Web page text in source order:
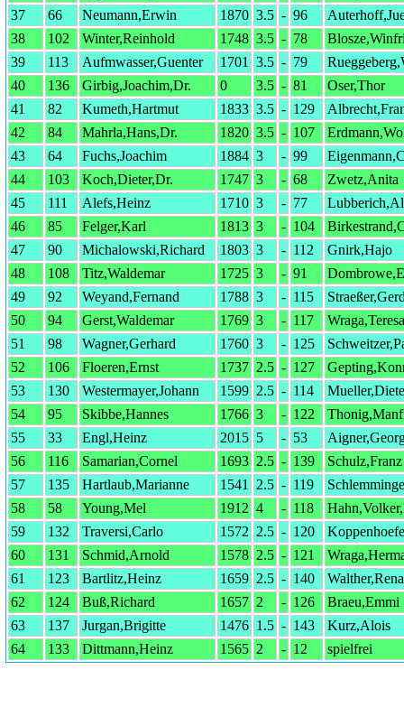
37
66 Neumann,Erwin 1870 3.5 - 96
38
102 Winter,Reinhold 1748 3.5 - 78
39
113 Aufmwasser,Guenter 1701 3.5 - 79
40
136 Girbig,Joachim,Dr. 0 3.5 - 81
Oser,Thor
41
82 Kumeth,Hartmut 1833 3.5 - 129
42
84 Mahrla,Hans,Dr. 1820 3.5 - 107
43
64 Fuchs,Joachim 1884 3 - 99
44
103 Koch,Dieter,Dr. 1747 3 - 68
Zwetz,Anita
45
111 Alefs,Heinz 1710 3 - 77
46
85 Felger,Karl 1813 3 - 104
47
90 Michalowski,Richard 1803 3 - 112
Gnirk,Hajo
48
108 Titz,Waldemar 1725 3 - 91
49
92 Weyand,Fernand 1788 3 - 115
50
94 Gerst,Waldemar 1769 3 - 117
Wraga,Teresa
51
98 Wagner,Gerhard 1760 3 - 125
52
106 Floeren,Ernst 1737 2.5 - 127
53
130 Westermayer,Johann 1599 2.5 - 114
54
95 Skibbe,Hannes 1766 3 - 122
55
33 Engl,Heinz 2015 5 - 53
56
116 Samarian,Cornel 1693 2.5 - 139
Schulz,Franz
57
135 Hartlaub,Marianne 1541 2.5 - 119
58
58 Young,Mel 1912 4 - 118
59
132 Traversi,Carlo 1572 2.5 - 120
60
131 Schmid,Arnold 1578 2.5 - 121
61
123 Bartlitz,Heinz 1659 2.5 - 140
62
124 Buß,Richard 1657 2 - 126
Braeu,Emmi
63
137 Jurgan,Brigitte 1476 1.5 - 143
Kurz,Alois
64
133 Dittmann,Heinz 1565 2 - 12 spielfrei